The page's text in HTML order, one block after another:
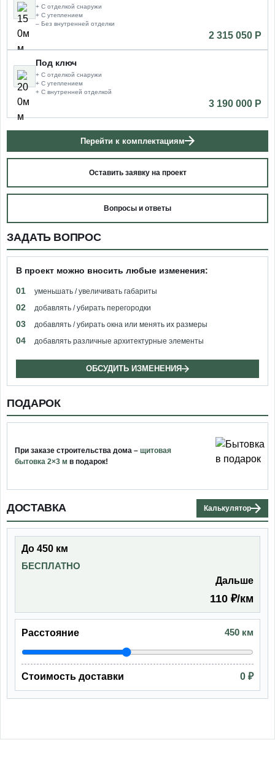
+ С отделкой снаружи
+ С утеплением
– Без внутренней отделки
2 315 050 P
Под ключ
+ С отделкой снаружи
+ С утеплением
+ С внутренней отделкой
3 190 000 P
Перейти к комплектациям
Оставить заявку на проект
Вопросы и ответы
ЗАДАТЬ ВОПРОС
В проект можно вносить любые изменения:
01 уменьшать / увеличивать габариты
02 добавлять / убирать перегородки
03 добавлять / убирать окна или менять их размеры
04 добавлять различные архитектурные элементы
ОБСУДИТЬ ИЗМЕНЕНИЯ
ПОДАРОК
При заказе строительства дома – щитовая
бытовка 2×3 м в подарок!
ДОСТАВКА Калькулятор
До 450 км
БЕСПЛАТНО
Дальше
110 ₽/км
Расстояние 450 км
Стоимость доставки 0 ₽